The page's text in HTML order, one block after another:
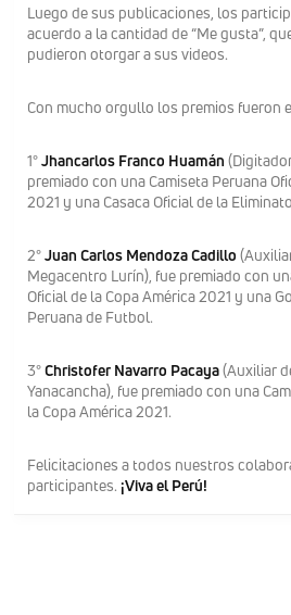
Luego de sus publicaciones, los
acuerdo a la cantidad de “Me gusta”,
pudieron otorgar a sus videos.
Con mucho orgullo los premios fueron
1°Jhancarlos Franco Huamán
premiado con una Camiseta Peruana
2021 y una Casaca Oficial de la
2°Juan Carlos Mendoza Cadillo
Megacentro Lurín), fue premiado con
Oficial de la Copa América 2021 y una
Peruana de Futbol.
3°Christofer Navarro Pacaya(Auxiliar
Yanacancha), fue premiado con una
la Copa América 2021.
Felicitaciones a todos nuestros
participantes. ¡Viva el Perú!